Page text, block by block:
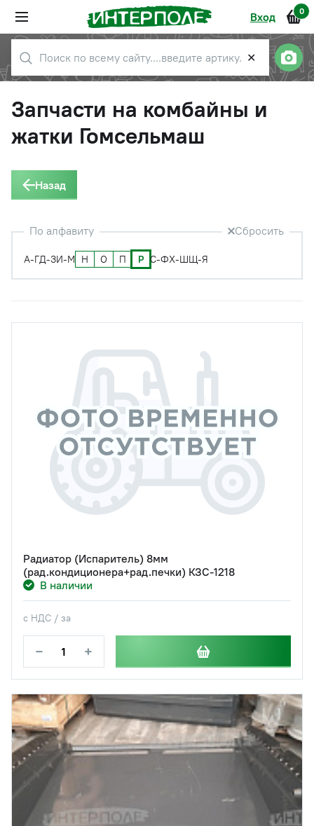
Вход 0
✕
Запчасти на комбайны и
жатки Гомсельмаш
Назад
По алфавиту Сбросить
А-ГД-ЗИ-М Н О П Р С-ФХ-ШЩ-Я
Радиатор (Испаритель) 8мм
(рад.кондиционера+рад.печки) КЗС-1218
В наличии
с НДС / за
− +